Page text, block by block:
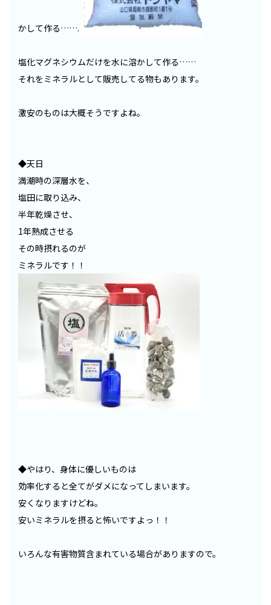
かして作る…….
塩化マグネシウムだけを水に溶かして作る……
それをミネラルとして販売してる物もあります。
激安のものは大概そうですよね。
◆天日
満潮時の深層水を、
塩田に取り込み、
半年乾燥させ、
1年熟成させる
その時摂れるのが
ミネラルです！！
◆やはり、身体に優しいものは
効率化すると全てがダメになってしまいます。
安くなりますけどね。
安いミネラルを摂ると怖いですよっ！！
いろんな有害物質含まれている場合がありますので。